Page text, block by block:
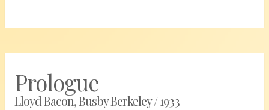
Prologue
Lloyd Bacon, Busby Berkeley / 1933